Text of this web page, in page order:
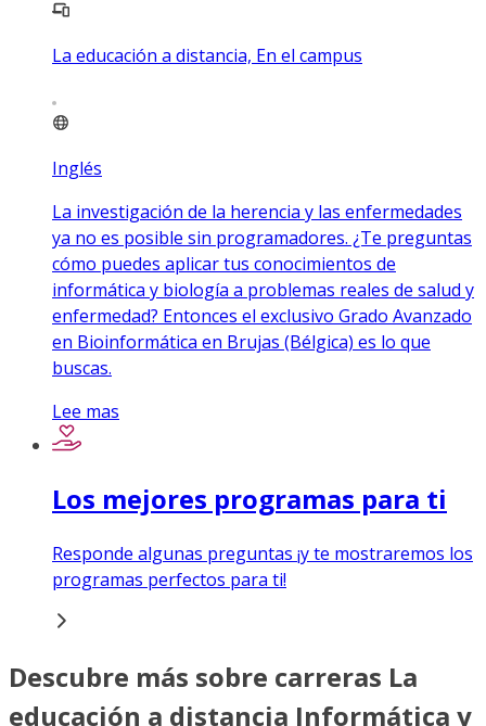
La educación a distancia, En el campus
Inglés
La investigación de la herencia y las enfermedades
ya no es posible sin programadores. ¿Te preguntas
cómo puedes aplicar tus conocimientos de
informática y biología a problemas reales de salud y
enfermedad? Entonces el exclusivo Grado Avanzado
en Bioinformática en Brujas (Bélgica) es lo que
buscas.
Lee mas
Los mejores programas para ti
Responde algunas preguntas ¡y te mostraremos los
programas perfectos para ti!
Descubre más sobre carreras La
educación a distancia Informática y